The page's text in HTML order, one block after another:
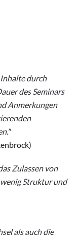
durch
des Seminars
Anmerkungen
Zulassen von
Struktur und
als auch die